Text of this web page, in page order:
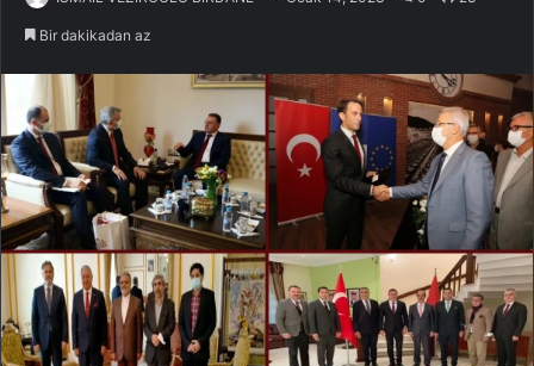
Bir dakikadan az